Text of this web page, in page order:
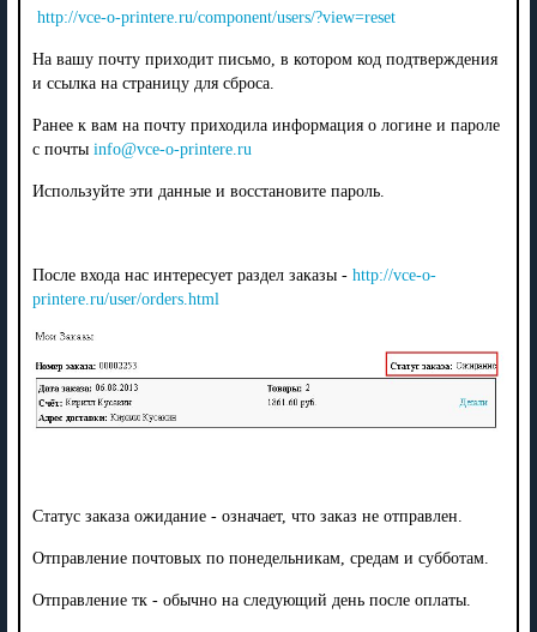
http://vce-o-printere.ru/component/users/?view=reset
На вашу почту приходит письмо, в котором код подтверждения
и ссылка на страницу для сброса.
Ранее к вам на почту приходила информация о логине и пароле
с почты info@vce-o-printere.ru
Используйте эти данные и восстановите пароль.
После входа нас интересует раздел заказы - http://vce-o-
printere.ru/user/orders.html
Статус заказа ожидание - означает, что заказ не отправлен.
Отправление почтовых по понедельникам, средам и субботам.
Отправление тк - обычно на следующий день после оплаты.